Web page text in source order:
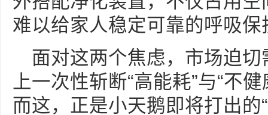
难以给家人稳定可靠的呼吸保
面对这两个焦虑，市场迫
上一次性斩断“高能耗”与“不
而这，正是小天鹅即将打出